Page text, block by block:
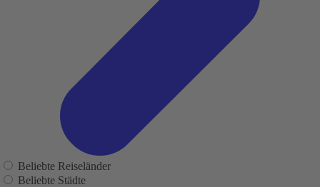
Beliebte Reiseländer
Beliebte Städte